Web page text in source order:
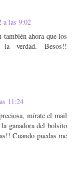
a las 9:02
ahora que los
la verdad. Besos!!
11:24
mírate el mail
ganadora del bolsito
Cuando puedas me